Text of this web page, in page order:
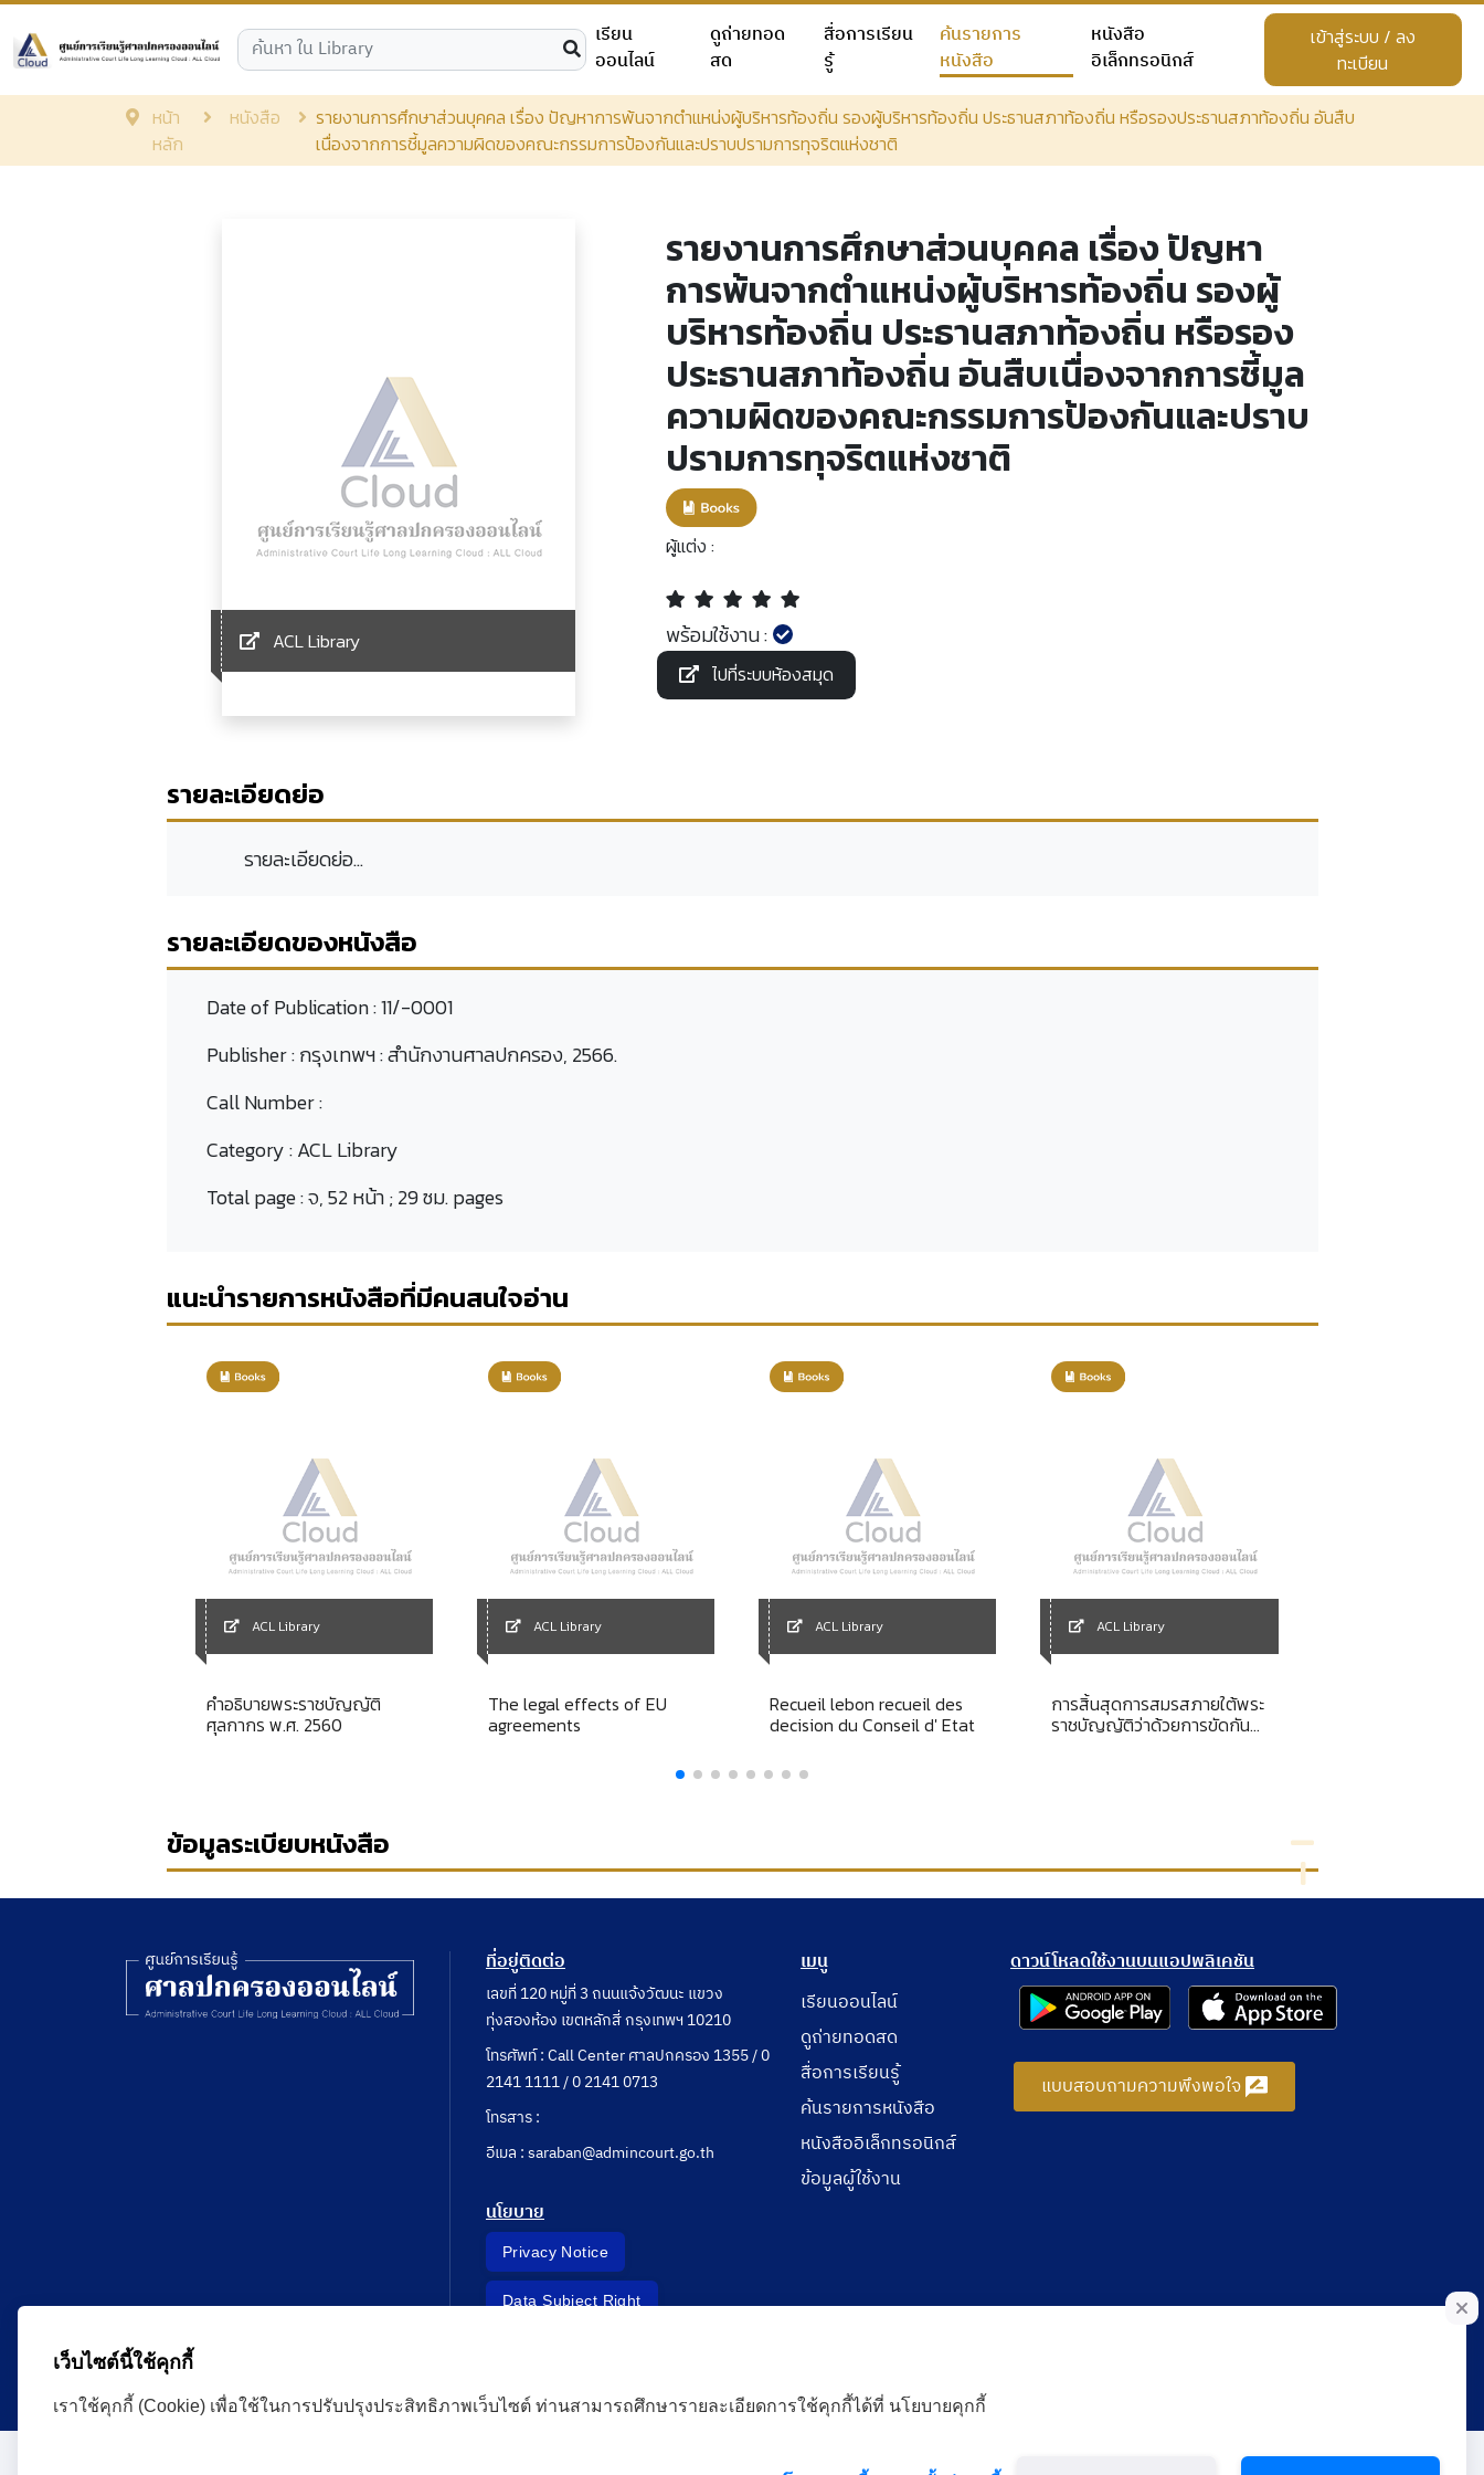
เรียน
ออนไลน์
ดูถ่ายทอด
สด
สื่อการเรียน
รู้
ค้นรายการ
หนังสือ
หนังสือ
อิเล็กทรอนิกส์
เข้าสู่ระบบ / ลง
ทะเบียน
หน้า
หลัก
หนังสือ
รายงานการศึกษาส่วนบุคคล เรื่อง ปัญหาการพ้นจากตำแหน่งผู้บริหารท้องถิ่น รองผู้บริหารท้องถิ่น ประธานสภาท้องถิ่น หรือรองประธานสภาท้องถิ่น อันสืบ
เนื่องจากการชี้มูลความผิดของคณะกรรมการป้องกันและปราบปรามการทุจริตแห่งชาติ
ACL Library
รายงานการศึกษาส่วนบุคคล เรื่อง ปัญหา
การพ้นจากตำแหน่งผู้บริหารท้องถิ่น รองผู้
บริหารท้องถิ่น ประธานสภาท้องถิ่น หรือรอง
ประธานสภาท้องถิ่น อันสืบเนื่องจากการชี้มูล
ความผิดของคณะกรรมการป้องกันและปราบ
ปรามการทุจริตแห่งชาติ
ผู้แต่ง :
พร้อมใช้งาน :
ไปที่ระบบห้องสมุด
รายละเอียดย่อ
รายละเอียดย่อ...
รายละเอียดของหนังสือ
Date of Publication :11/-0001
Publisher :กรุงเทพฯ : สำนักงานศาลปกครอง, 2566.
Call Number :
Category :ACL Library
Total page :จ, 52 หน้า ; 29 ซม. pages
แนะนำรายการหนังสือที่มีคนสนใจอ่าน
ACL Library
คำอธิบายพระราชบัญญัติ
ศุลกากร พ.ศ. 2560
ACL Library
The legal effects of EU
agreements
ACL Library
Recueil lebon recueil des
decision du Conseil d' Etat
ACL Library
การสิ้นสุดการสมรสภายใต้พระ
ราชบัญญัติว่าด้วยการขัดกัน
ข้อมูลระเบียบหนังสือ
ที่อยู่ติดต่อ
เลขที่ 120 หมู่ที่ 3 ถนนแจ้งวัฒนะ แขวง
ทุ่งสองห้อง เขตหลักสี่ กรุงเทพฯ 10210
โทรศัพท์ : Call Center ศาลปกครอง 1355 / 0
2141 1111 / 0 2141 0713
โทรสาร :
อีเมล : saraban@admincourt.go.th
นโยบาย
Privacy Notice
Data Subject Right
เมนู
เรียนออนไลน์
ดูถ่ายทอดสด
สื่อการเรียนรู้
ค้นรายการหนังสือ
หนังสืออิเล็กทรอนิกส์
ข้อมูลผู้ใช้งาน
ดาวน์โหลดใช้งานบนแอปพลิเคชัน
แบบสอบถามความพึงพอใจ
เว็บไซต์นี้ใช้คุกกี้
เราใช้คุกกี้ (Cookie) เพื่อใช้ในการปรับปรุงประสิทธิภาพเว็บไซต์ ท่านสามารถศึกษารายละเอียดการใช้คุกกี้ได้ที่ นโยบายคุกกี้